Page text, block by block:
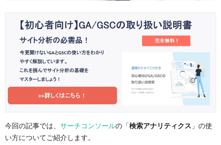
今回の記事では、 サーチコンソールの「検索アナリティクス 」の使
い方についてご紹介します。